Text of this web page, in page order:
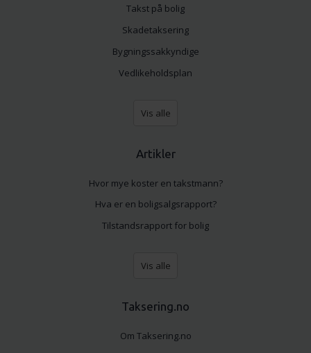
Takst på bolig
Skadetaksering
Bygningssakkyndige
Vedlikeholdsplan
Vis alle
Artikler
Hvor mye koster en takstmann?
Hva er en boligsalgsrapport?
Tilstandsrapport for bolig
Vis alle
Taksering.no
Om Taksering.no